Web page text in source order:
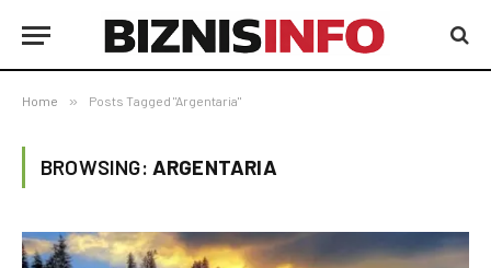
Home » Posts Tagged "Argentaria"
BROWSING: ARGENTARIA